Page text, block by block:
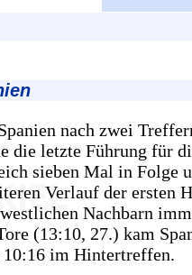
nach zwei
die letzte Führung für
sieben Mal in Folge
Verlauf der ersten
Nachbarn
(13:10, 27.) kam
10:16 im Hintertreffen.